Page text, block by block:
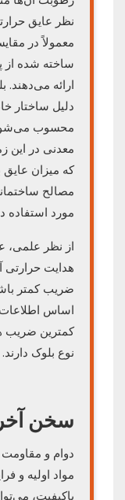
نظر عایق
ساخته شده از
دلیل ساختار
محسوب
معدنی در این
که میزان عایق
مصالح
مورد استفاده
از نظر علمی،
هدایت
ضریب کمتر
کمترین ضریب
نوع بلوک دارند.
سخن
دوام و
مواد اولیه و
باکیفیت،